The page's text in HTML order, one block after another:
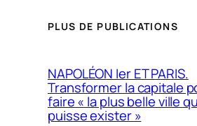
PLUS DE PUBLICATIONS
NAPOLÉON Ier ET PARIS.
Transformer la capitale
faire « la plus belle ville
puisse exister »